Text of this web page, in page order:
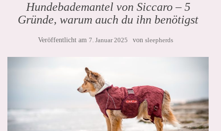
Hundebademantel von Siccaro – 5
Gründe, warum auch du ihn benötigst
Veröffentlicht am 7. Januar 2025 von sleepherds